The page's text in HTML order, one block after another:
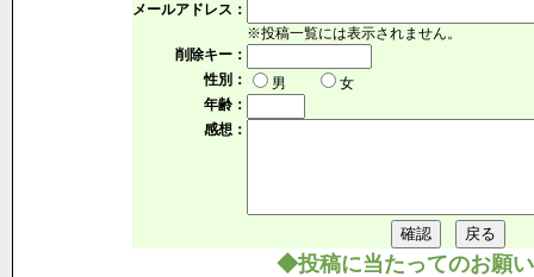
メールアドレス：
※投稿一覧には表示されません。
削除キー：
性別：
男
女
年齢：
感想：
◆投稿に当たってのお願